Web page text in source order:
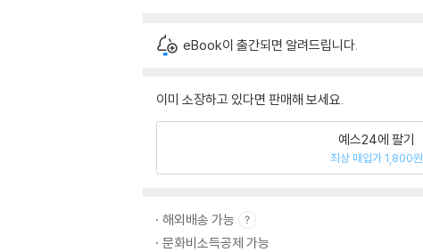
eBook이 출간되면 알려드립니다.
이미 소장하고 있다면 판매해 보세요.
예스24에 팔기
최상 매입가 1,800원
해외배송 가능
문화비소득공제 가능